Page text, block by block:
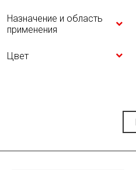
Назначение и область
применения
Цвет